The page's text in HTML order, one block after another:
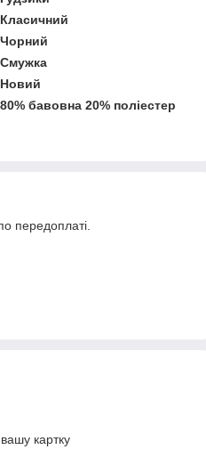
Класичний
Чорний
Смужка
Новий
80% бавовна 20% поліестер
передоплаті.
картку